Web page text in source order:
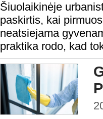
Šiuolaikinėje
paskirtis, kai
neatsiejama
praktika rodo, kad